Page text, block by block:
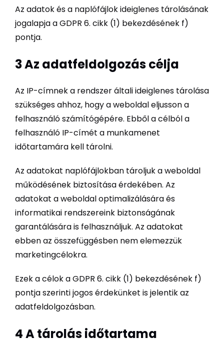
Az adatok és a naplófájlok ideiglenes tárolásának
jogalapja a GDPR 6. cikk (1) bekezdésének f)
pontja.
3 Az adatfeldolgozás célja
Az IP-címnek a rendszer általi ideiglenes tárolása
szükséges ahhoz, hogy a weboldal eljusson a
felhasználó számítógépére. Ebből a célból a
felhasználó IP-címét a munkamenet
időtartamára kell tárolni.
Az adatokat naplófájlokban tároljuk a weboldal
működésének biztosítása érdekében. Az
adatokat a weboldal optimalizálására és
informatikai rendszereink biztonságának
garantálására is felhasználjuk. Az adatokat
ebben az összefüggésben nem elemezzük
marketingcélokra.
Ezek a célok a GDPR 6. cikk (1) bekezdésének f)
pontja szerinti jogos érdekünket is jelentik az
adatfeldolgozásban.
4 A tárolás időtartama